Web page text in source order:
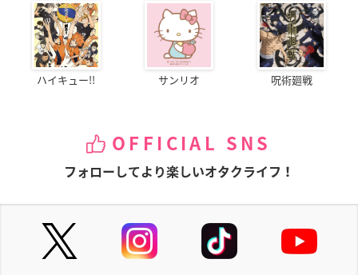
ハイキュー!! サンリオ 呪術廻戦
OFFICIAL SNS
フォローしてより楽しいオタクライフ！